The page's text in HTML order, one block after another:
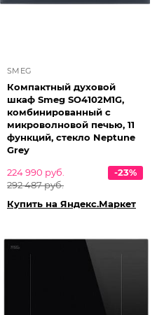
SMEG
Компактный духовой
шкаф Smeg SO4102M1G,
комбинированный с
микроволновой печью, 11
функций, стекло Neptune
Grey
224 990 руб.
292 487 руб.
-23%
Купить на Яндекс.Маркет